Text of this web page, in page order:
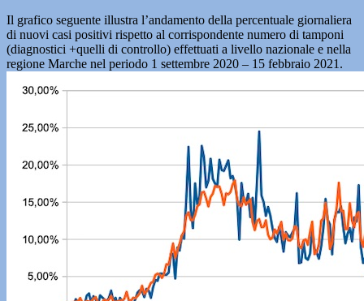
Il grafico seguente illustra l’andamento della percentuale giornaliera
di nuovi casi positivi rispetto al corrispondente numero di tamponi
(diagnostici +quelli di controllo) effettuati a livello nazionale e nella
regione Marche nel periodo 1 settembre 2020 – 15 febbraio 2021.